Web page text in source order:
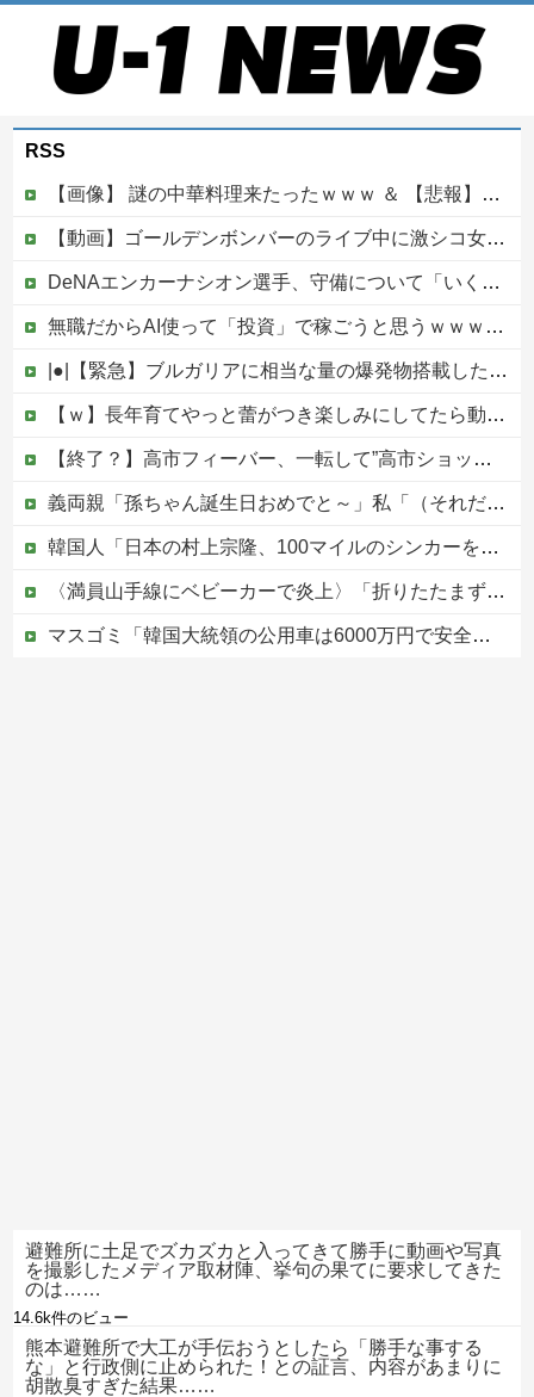
RSS
【画像】 謎の中華料理来たったｗｗｗ ＆ 【悲報】近所の謎の台湾料理屋、遂に値上げ
【動画】ゴールデンボンバーのライブ中に激シコ女さんが乱入してしまうｗｗｗｗｗ
DeNAエンカーナシオン選手、守備について「いくら得点しても、エラーを重ねれば逆転されてしまう。そういう意味から自分にとっては、打撃よりも守備の方が大事」
無職だからAI使って「投資」で稼ごうと思うｗｗｗｗｗ他
|●|【緊急】ブルガリアに相当な量の爆発物搭載したドローンが侵入！ルーマニア国境付近で爆発「おいウクライナ軍がよく使う機種だぞ」
【ｗ】長年育てやっと蕾がつき楽しみにしてたら動物の死肉に擬態（外観・腐肉臭）する花が！
【終了？】高市フィーバー、一転して”高市ショック”へ…支持率も市場も急降下ｗｗｗｗｗｗｗｗ
義両親「孫ちゃん誕生日おめでと～」私「（それだけ…？）」頻繁に会って孫も見せてるのにプレゼントも欲しいもの調査も一切なし！海外旅行行きまくるお金はあるのになぜ・・？
韓国人「日本の村上宗隆、100マイルのシンカーを逆方向に・・・2戦連発の26号ソロホームラン」→「羨ましすぎる 韓国はこんな打者がいなのか」「ア...
〈満員山手線にベビーカーで炎上〉「折りたたまず乗車できる」はずなのに…JR東日本が示した見解
マスゴミ「韓国大統領の公用車は6000万円で安全装備！」「高市の公用車は3000万円で贅沢！」
避難所に土足でズカズカと入ってきて勝手に動画や写真
を撮影したメディア取材陣、挙句の果てに要求してきた
のは……
14.6k件のビュー
熊本避難所で大工が手伝おうとしたら「勝手な事する
な」と行政側に止められた！との証言、内容があまりに
胡散臭すぎた結果……